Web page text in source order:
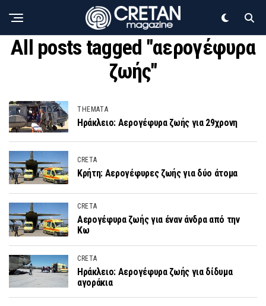
All posts tagged "αερογέφυρα
ζωής"
THEMATA
Ηράκλειο: Αερογέφυρα ζωής για 29χρονη
CRETA
Κρήτη: Αερογέφυρες ζωής για δύο άτομα
CRETA
Αερογέφυρα ζωής για έναν άνδρα από την
Κω
CRETA
Ηράκλειο: Αερογέφυρα ζωής για δίδυμα
αγοράκια